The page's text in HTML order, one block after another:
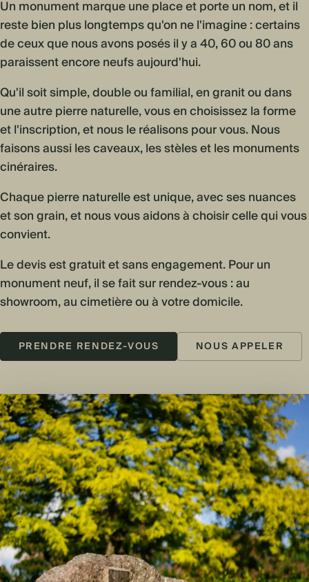
Un monument marque une place et porte un nom, et il
reste bien plus longtemps qu'on ne l'imagine : certains
de ceux que nous avons posés il y a 40, 60 ou 80 ans
paraissent encore neufs aujourd'hui.
Qu'il soit simple, double ou familial, en granit ou dans
une autre pierre naturelle, vous en choisissez la forme
et l'inscription, et nous le réalisons pour vous. Nous
faisons aussi les caveaux, les stèles et les monuments
cinéraires.
Chaque pierre naturelle est unique, avec ses nuances
et son grain, et nous vous aidons à choisir celle qui vous
convient.
Le devis est gratuit et sans engagement. Pour un
monument neuf, il se fait sur rendez-vous : au
showroom, au cimetière ou à votre domicile.
PRENDRE RENDEZ-VOUS NOUS APPELER